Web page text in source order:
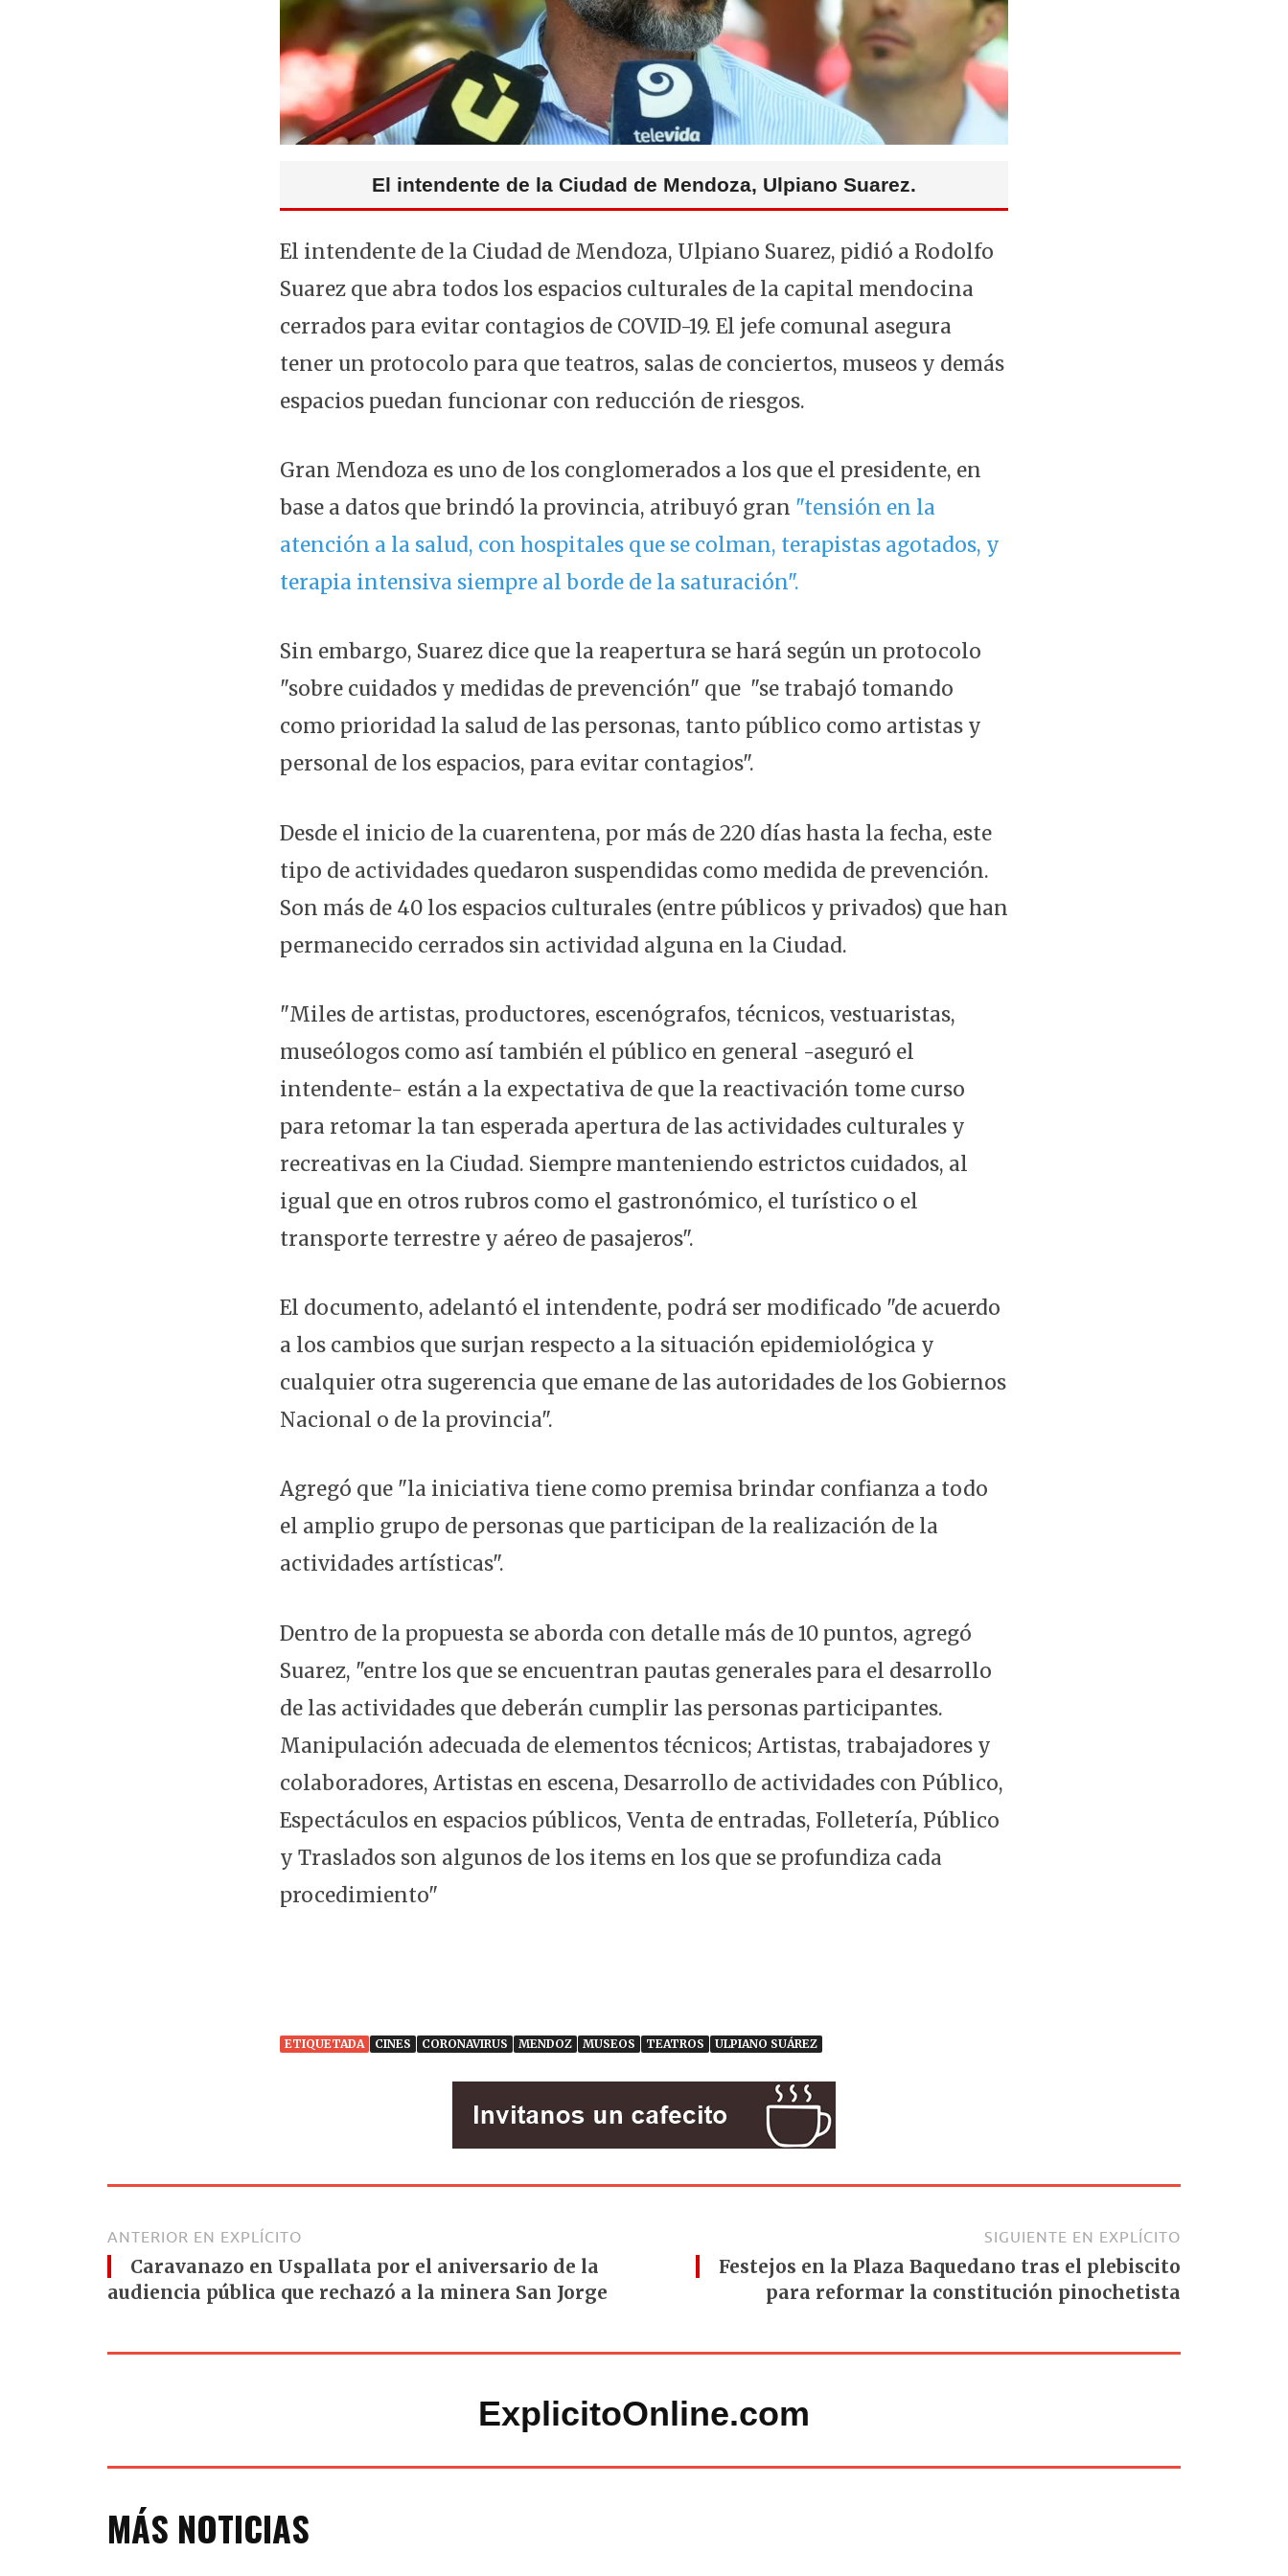
El intendente de la Ciudad de Mendoza, Ulpiano Suarez.
El intendente de la Ciudad de Mendoza, Ulpiano Suarez, pidió a Rodolfo
Suarez que abra todos los espacios culturales de la capital mendocina
cerrados para evitar contagios de COVID-19. El jefe comunal asegura
tener un protocolo para que teatros, salas de conciertos, museos y demás
espacios puedan funcionar con reducción de riesgos.
Gran Mendoza es uno de los conglomerados a los que el presidente, en
base a datos que brindó la provincia, atribuyó gran "tensión en la
atención a la salud, con hospitales que se colman, terapistas agotados, y
terapia intensiva siempre al borde de la saturación".
Sin embargo, Suarez dice que la reapertura se hará según un protocolo
"sobre cuidados y medidas de prevención" que "se trabajó tomando
como prioridad la salud de las personas, tanto público como artistas y
personal de los espacios, para evitar contagios".
Desde el inicio de la cuarentena, por más de 220 días hasta la fecha, este
tipo de actividades quedaron suspendidas como medida de prevención.
Son más de 40 los espacios culturales (entre públicos y privados) que han
permanecido cerrados sin actividad alguna en la Ciudad.
"Miles de artistas, productores, escenógrafos, técnicos, vestuaristas,
museólogos como así también el público en general -aseguró el
intendente- están a la expectativa de que la reactivación tome curso
para retomar la tan esperada apertura de las actividades culturales y
recreativas en la Ciudad. Siempre manteniendo estrictos cuidados, al
igual que en otros rubros como el gastronómico, el turístico o el
transporte terrestre y aéreo de pasajeros".
El documento, adelantó el intendente, podrá ser modificado "de acuerdo
a los cambios que surjan respecto a la situación epidemiológica y
cualquier otra sugerencia que emane de las autoridades de los Gobiernos
Nacional o de la provincia".
Agregó que "la iniciativa tiene como premisa brindar confianza a todo
el amplio grupo de personas que participan de la realización de la
actividades artísticas".
Dentro de la propuesta se aborda con detalle más de 10 puntos, agregó
Suarez, "entre los que se encuentran pautas generales para el desarrollo
de las actividades que deberán cumplir las personas participantes.
Manipulación adecuada de elementos técnicos; Artistas, trabajadores y
colaboradores, Artistas en escena, Desarrollo de actividades con Público,
Espectáculos en espacios públicos, Venta de entradas, Folletería, Público
y Traslados son algunos de los items en los que se profundiza cada
procedimiento"
ETIQUETADA CINES CORONAVIRUS MENDOZ MUSEOS TEATROS ULPIANO SUÁREZ
ANTERIOR EN EXPLÍCITO
Caravanazo en Uspallata por el aniversario de la
audiencia pública que rechazó a la minera San Jorge
SIGUIENTE EN EXPLÍCITO
Festejos en la Plaza Baquedano tras el plebiscito
para reformar la constitución pinochetista
ExplicitoOnline.com
MÁS NOTICIAS